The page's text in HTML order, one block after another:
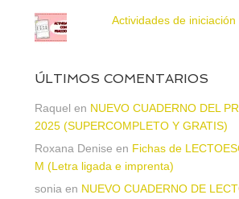
Actividades de
ÚLTIMOS COMENTARIOS
Raquel en NUEVO CUADERNO DEL
2025 (SUPERCOMPLETO Y GRATIS)
Roxana Denise en Fichas de
M (Letra ligada e imprenta)
sonia en NUEVO CUADERNO DE